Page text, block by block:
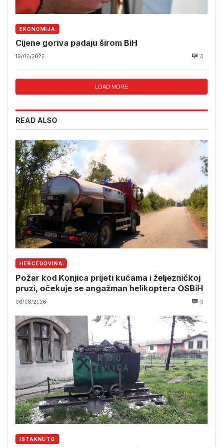
EKONOMIJA
Cijene goriva padaju širom BiH
19/06/2026 0
LOAD MORE
READ ALSO
HERCEGOVINA
Požar kod Konjica prijeti kućama i željezničkoj
pruzi, očekuje se angažman helikoptera OSBiH
06/08/2026 0
ISTAKNUTO